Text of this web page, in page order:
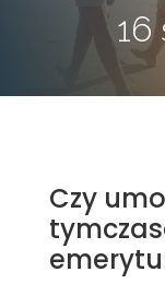
16
Czy